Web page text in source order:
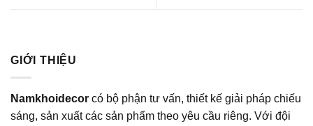
GIỚI THIỆU
Namkhoidecor có bộ phận tư vấn, thiết kế giải pháp chiếu
sáng, sản xuất các sản phẩm theo yêu cầu riêng. Với đội